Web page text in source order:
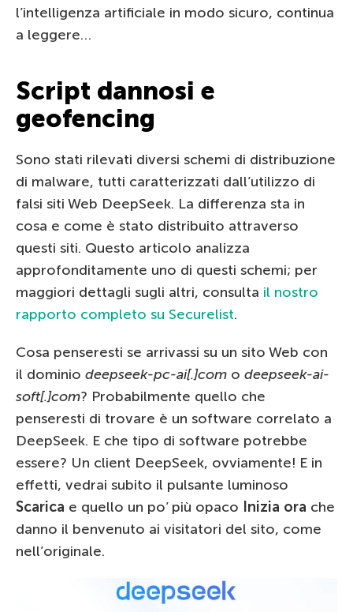
l’intelligenza artificiale in modo sicuro, continua
a leggere…
Script dannosi e
geofencing
Sono stati rilevati diversi schemi di distribuzione
di malware, tutti caratterizzati dall’utilizzo di
falsi siti Web DeepSeek. La differenza sta in
cosa e come è stato distribuito attraverso
questi siti. Questo articolo analizza
approfonditamente uno di questi schemi; per
maggiori dettagli sugli altri, consulta il nostro
rapporto completo su Securelist.
Cosa penseresti se arrivassi su un sito Web con
il dominio deepseek-pc-ai[.]com o deepseek-ai-
soft[.]com? Probabilmente quello che
penseresti di trovare è un software correlato a
DeepSeek. E che tipo di software potrebbe
essere? Un client DeepSeek, ovviamente! E in
effetti, vedrai subito il pulsante luminoso
Scarica e quello un po’ più opaco Inizia ora che
danno il benvenuto ai visitatori del sito, come
nell’originale.